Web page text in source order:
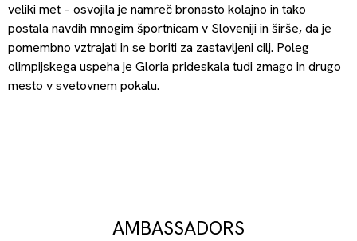
veliki met – osvojila je namreč bronasto kolajno in tako
postala navdih mnogim športnicam v Sloveniji in širše, da je
pomembno vztrajati in se boriti za zastavljeni cilj. Poleg
olimpijskega uspeha je Gloria prideskala tudi zmago in drugo
mesto v svetovnem pokalu.
AMBASSADORS